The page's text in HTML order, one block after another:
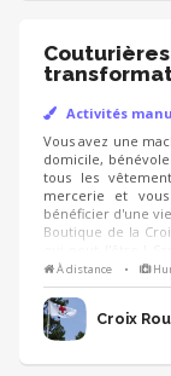
Activités
Vous avez une
domicile, bénévole
tous les
mercerie et
bénéficier d'une
Boutique de la
bénévolat
souhaitez.
À distance •
Croix